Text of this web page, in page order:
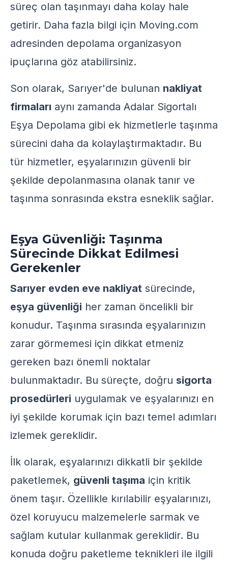
süreç olan taşınmayı daha kolay hale
getirir. Daha fazla bilgi için Moving.com
adresinden depolama organizasyon
ipuçlarına göz atabilirsiniz.
Son olarak, Sarıyer'de bulunan nakliyat
firmaları aynı zamanda Adalar Sigortalı
Eşya Depolama gibi ek hizmetlerle taşınma
sürecini daha da kolaylaştırmaktadır. Bu
tür hizmetler, eşyalarınızın güvenli bir
şekilde depolanmasına olanak tanır ve
taşınma sonrasında ekstra esneklik sağlar.
Eşya Güvenliği: Taşınma
Sürecinde Dikkat Edilmesi
Gerekenler
Sarıyer evden eve nakliyat sürecinde,
eşya güvenliği her zaman öncelikli bir
konudur. Taşınma sırasında eşyalarınızın
zarar görmemesi için dikkat etmeniz
gereken bazı önemli noktalar
bulunmaktadır. Bu süreçte, doğru sigorta
prosedürleri uygulamak ve eşyalarınızı en
iyi şekilde korumak için bazı temel adımları
izlemek gereklidir.
İlk olarak, eşyalarınızı dikkatli bir şekilde
paketlemek, güvenli taşıma için kritik
önem taşır. Özellikle kırılabilir eşyalarınızı,
özel koruyucu malzemelerle sarmak ve
sağlam kutular kullanmak gereklidir. Bu
konuda doğru paketleme teknikleri ile ilgili